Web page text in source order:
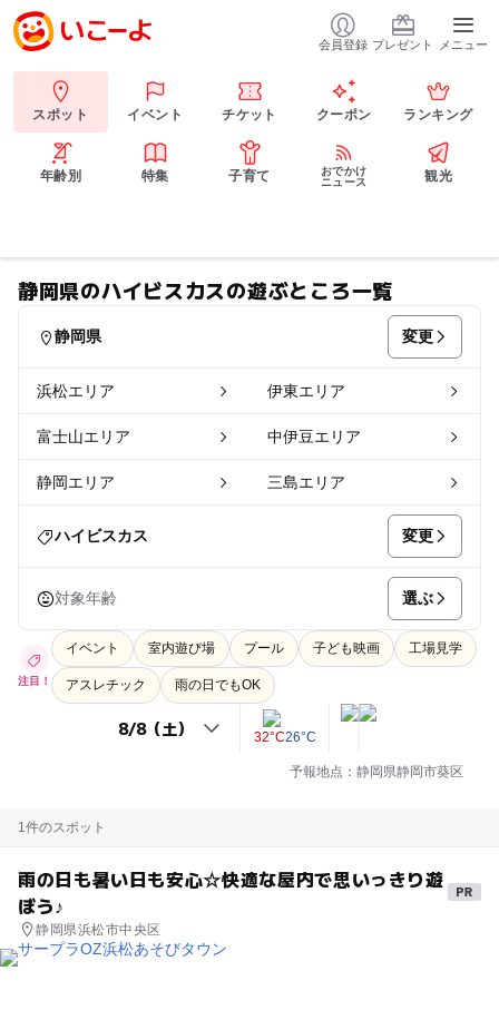
会員登録 プレゼント メニュー
スポット イベント チケット クーポン ランキング
年齢別 特集 子育て
おでかけ
ニュース
観光
静岡県のハイビスカスの遊ぶところ一覧
静岡県 変更
浜松エリア 伊東エリア
富士山エリア 中伊豆エリア
静岡エリア 三島エリア
ハイビスカス 変更
対象年齢 選ぶ
注目！
イベント 室内遊び場 プール 子ども映画 工場見学
アスレチック 雨の日でもOK
32°C26°C
予報地点：静岡県静岡市葵区
1件のスポット
雨の日も暑い日も安心☆快適な屋内で思いっきり遊
ぼう♪
静岡県浜松市中央区